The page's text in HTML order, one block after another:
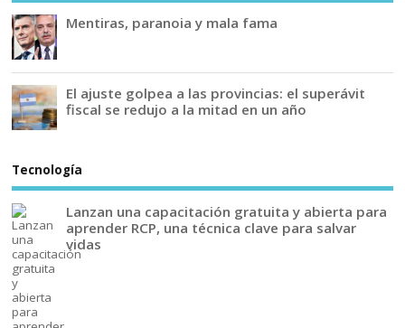
Mentiras, paranoia y mala fama
El ajuste golpea a las provincias: el superávit
fiscal se redujo a la mitad en un año
Tecnología
Lanzan una capacitación gratuita y abierta para
aprender RCP, una técnica clave para salvar
vidas